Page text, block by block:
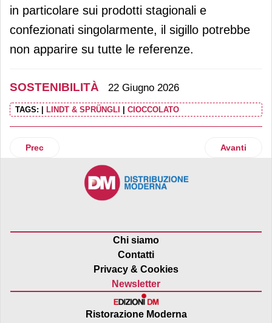
in particolare sui prodotti stagionali e
confezionati singolarmente, il sigillo potrebbe
non apparire su tutte le referenze.
SOSTENIBILITÀ 22 Giugno 2026
TAGS: LINDT & SPRÜNGLI CIOCCOLATO
Articolo precedente: Penny lancia l’edizione 2026 della
Prec Articolo
Avanti
Chi siamo
Contatti
Privacy & Cookies
Newsletter
Ristorazione Moderna